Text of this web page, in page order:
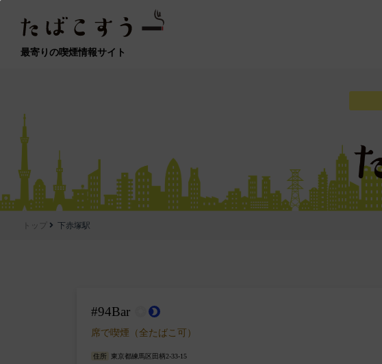
最寄りの喫煙情報サイト
トップ 下赤塚駅
#94Bar brightness_2
席で喫煙（全たばこ可）
住所 東京都練馬区田柄2-33-15